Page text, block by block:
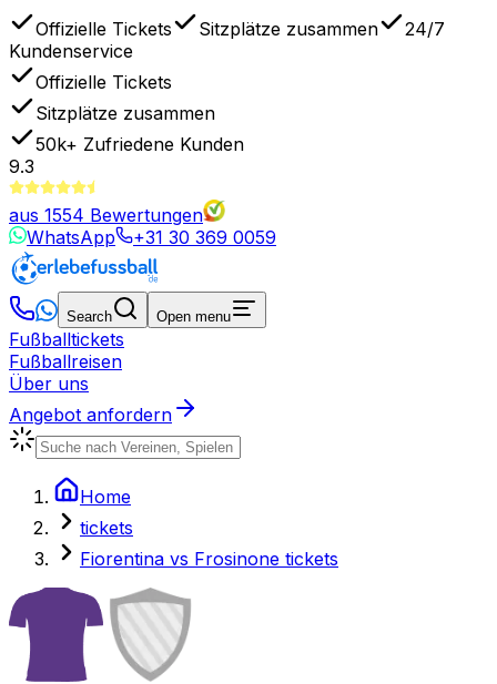
Offizielle Tickets Sitzplätze zusammen
24/7
Kundenservice
Offizielle Tickets
Sitzplätze zusammen
50k+ Zufriedene Kunden
9.3
aus 1554 Bewertungen
WhatsApp
+31 30 369 0059
Search Open menu
Fußballtickets
Fußballreisen
Über uns
Angebot anfordern
Home
tickets
Fiorentina vs Frosinone tickets